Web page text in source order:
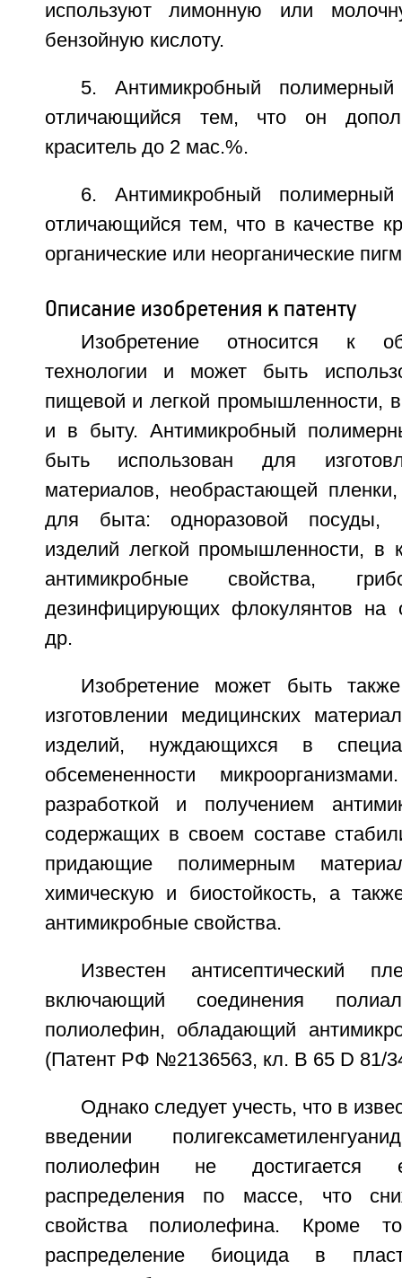
используют лимонную или
бензойную кислоту.
5. Антимикробный
отличающийся тем, что он
краситель до 2 мас.%.
6. Антимикробный
отличающийся тем, что в качестве
органические или неорганические
Описание изобретения к патенту
Изобретение относится к
технологии и может быть
пищевой и легкой промышленности, в
и в быту. Антимикробный
быть использован для
материалов, необрастающей
для быта: одноразовой посуды,
изделий легкой промышленности, в
антимикробные свойства,
дезинфицирующих флокулянтов на
др.
Изобретение может быть
изготовлении медицинских
изделий, нуждающихся в
обсемененности
разработкой и получением
содержащих в своем составе
придающие полимерным
химическую и биостойкость, а
антимикробные свойства.
Известен антисептический
включающий соединения
полиолефин, обладающий
(Патент РФ №2136563, кл. В 65 D 81/
Однако следует учесть, что в
введении
полиолефин не достигается
распределения по массе, что
свойства полиолефина. Кроме
распределение биоцида в